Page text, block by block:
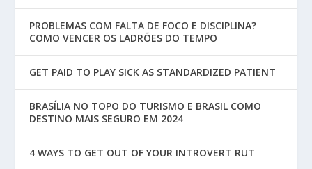
PROBLEMAS COM FALTA DE FOCO E DISCIPLINA?
COMO VENCER OS LADRÕES DO TEMPO
GET PAID TO PLAY SICK AS STANDARDIZED PATIENT
BRASÍLIA NO TOPO DO TURISMO E BRASIL COMO
DESTINO MAIS SEGURO EM 2024
4 WAYS TO GET OUT OF YOUR INTROVERT RUT